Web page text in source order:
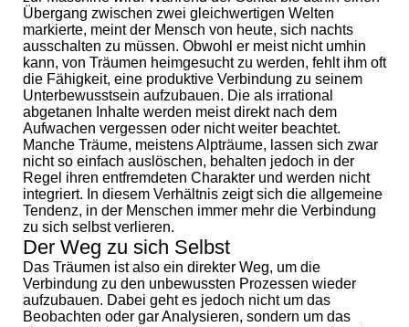
Übergang zwischen zwei gleichwertigen Welten
markierte, meint der Mensch von heute, sich nachts
ausschalten zu müssen. Obwohl er meist nicht umhin
kann, von Träumen heimgesucht zu werden, fehlt ihm oft
die Fähigkeit, eine produktive Verbindung zu seinem
Unterbewusstsein aufzubauen. Die als irrational
abgetanen Inhalte werden meist direkt nach dem
Aufwachen vergessen oder nicht weiter beachtet.
Manche Träume, meistens Alpträume, lassen sich zwar
nicht so einfach auslöschen, behalten jedoch in der
Regel ihren entfremdeten Charakter und werden nicht
integriert. In diesem Verhältnis zeigt sich die allgemeine
Tendenz, in der Menschen immer mehr die Verbindung
zu sich selbst verlieren.
Der Weg zu sich Selbst
Das Träumen ist also ein direkter Weg, um die
Verbindung zu den unbewussten Prozessen wieder
aufzubauen. Dabei geht es jedoch nicht um das
Beobachten oder gar Analysieren, sondern um das